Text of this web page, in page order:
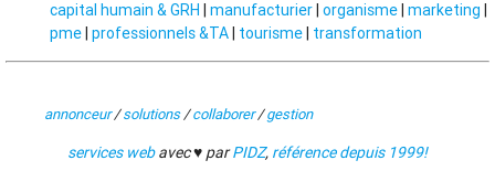
capital humain & GRH | manufacturier| organisme| marketing |
pme| professionnels &TA| tourisme| transformation
annonceur/solutions/collaborer/gestion
services webavec ♥ parPIDZ, référence depuis 1999!